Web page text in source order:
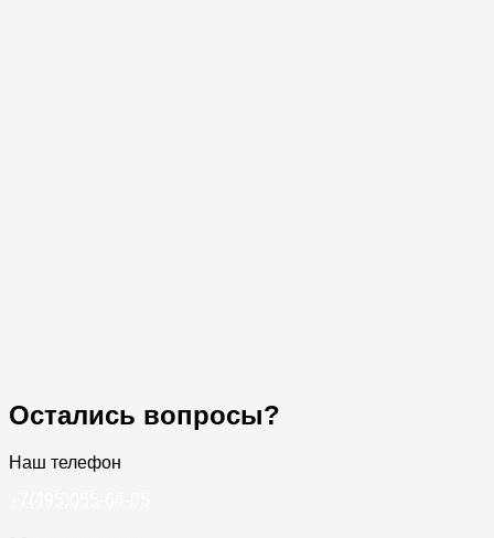
Остались вопросы?
Наш телефон